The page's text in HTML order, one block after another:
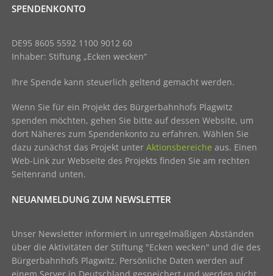
SPENDENKONTO
DE95 8605 5592 1100 9012 60
Inhaber: Stiftung „Ecken wecken“
Ihre Spende kann steuerlich geltend gemacht werden.
Wenn Sie für ein Projekt des Bürgerbahnhofs Plagwitz
spenden möchten, gehen Sie bitte auf dessen Website, um
dort Näheres zum Spendenkonto zu erfahren. Wählen Sie
dazu zunächst das Projekt unterAktionsbereiche aus. Einen
Web-Link zur Webseite des Projekts finden Sie am rechten
Seitenrand unten.
NEUANMELDUNG ZUM NEWSLETTER
Unser Newsletter informiert in unregelmäßigen Abständen
über die Aktivitäten der Stiftung "Ecken wecken" und die des
Bürgerbahnhofs Plagwitz. Persönliche Daten werden auf